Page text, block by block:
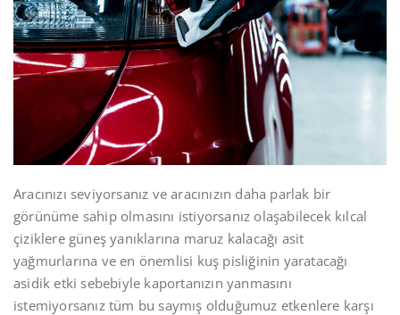
Aracınızı seviyorsanız ve aracınızın daha parlak bir
görünüme sahip olmasını istiyorsanız olaşabilecek kılcal
çiziklere güneş yanıklarına maruz kalacağı asit
yağmurlarına ve en önemlisi kuş pisliğinin yaratacağı
asidik etki sebebiyle kaportanızın yanmasını
istemiyorsanız tüm bu saymış olduğumuz etkenlere karşı